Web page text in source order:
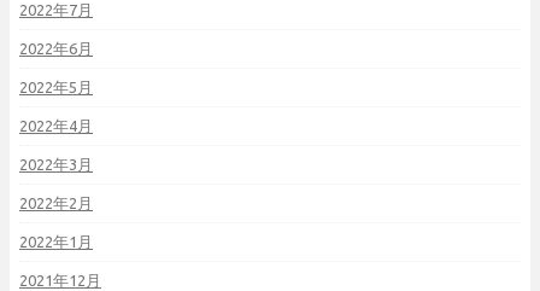
2022年7月
2022年6月
2022年5月
2022年4月
2022年3月
2022年2月
2022年1月
2021年12月